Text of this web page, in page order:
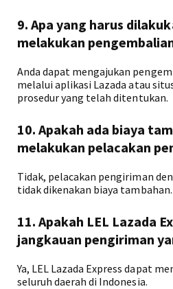
9. Apa yang harus
melakukan
Anda dapat mengajukan
melalui aplikasi Lazada atau
prosedur yang telah ditentukan.
10. Apakah ada biaya
melakukan pelacakan
Tidak, pelacakan pengiriman
tidak dikenakan biaya tambahan.
11. Apakah LEL Lazada
jangkauan pengiriman
Ya, LEL Lazada Express dapat
seluruh daerah di Indonesia.